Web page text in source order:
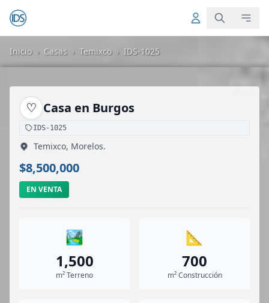
Inicio › Casas › Temixco › IDS-1025
♡ Casa en Burgos
IDS-1025
Temixco, Morelos.
$8,500,000
EN VENTA
🏞️
1,500
m² Terreno
📐
700
m² Construcción